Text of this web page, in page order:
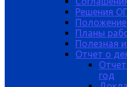
Решения
Планы
Полезная
Отчет о
год